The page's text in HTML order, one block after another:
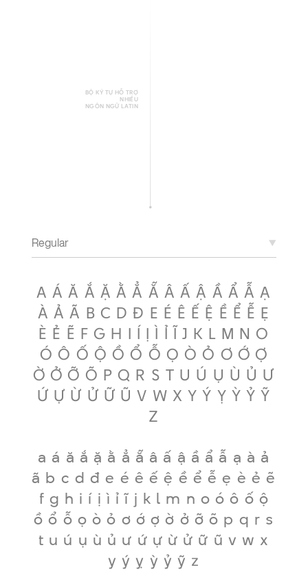
BỘ KÝ TỰ HỖ TRỢ
NHIỀU
NGÔN NGỮ LATIN
A Á Ă Ắ Ặ Ằ Ẳ Ẵ Â Ấ Ậ Ầ Ẩ Ẫ Ạ
À Ả Ã B C D Đ E É Ê Ế Ệ Ề Ể Ễ Ẹ
È Ẻ Ẽ F G H I Í Ị Ì Ỉ Ĩ J K L M N O
Ó Ô Ố Ộ Ồ Ổ Ỗ Ọ Ò Ỏ Ơ Ớ Ợ
Ờ Ở Ỡ Õ P Q R S T U Ú Ụ Ù Ủ Ư
Ứ Ự Ừ Ử Ữ Ũ V W X Y Ý Ỵ Ỳ Ỷ Ỹ
Z
a á ă ắ ặ ằ ẳ ẵ â ấ ậ ầ ẩ ẫ ạ à ả
ã b c d đ e é ê ế ệ ề ể ễ ẹ è ẻ ẽ
f g h i í ị ì ỉ ĩ j k l m n o ó ô ố ộ
ồ ổ ỗ ọ ò ỏ ơ ớ ợ ờ ở ỡ õ p q r s
t u ú ụ ù ủ ư ứ ự ừ ử ữ ũ v w x
y ý ỵ ỳ ỷ ỹ z